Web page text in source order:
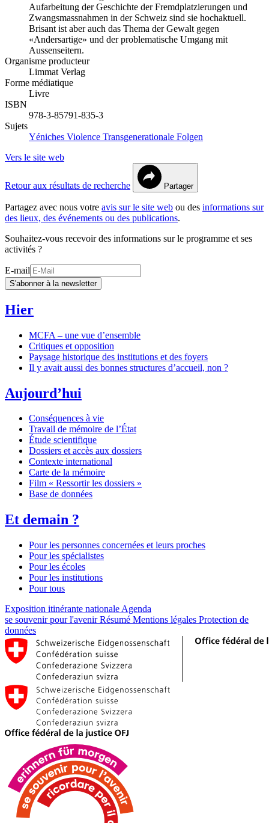
Aufarbeitung der Ge­schichte der Fremdplatzierungen und
Zwangsmassnah­men in der Schweiz sind sie hochaktuell.
Brisant ist aber auch das Thema der Gewalt gegen
«Andersartige» und der problematische Umgang mit
Aussenseitern.
Organisme producteur
Limmat Verlag
Forme médiatique
Livre
ISBN
978-3-85791-835-3
Sujets
Yéniches Violence Transgenerationale Folgen
Vers le site web
Retour aux résultats de recherche Partager
Partagez avec nous votre avis sur le site web ou des informations sur
des lieux, des événements ou des publications.
Souhaitez-vous recevoir des informations sur le programme et ses
activités ?
E-mail
S'abonner à la newsletter
Hier
MCFA – une vue d’ensemble
Critiques et opposition
Paysage historique des institutions et des foyers
Il y avait aussi des bonnes structures d’accueil, non ?
Aujourd’hui
Conséquences à vie
Travail de mémoire de l’État
Étude scientifique
Dossiers et accès aux dossiers
Contexte international
Carte de la mémoire
Film « Ressortir les dossiers »
Base de données
Et demain ?
Pour les personnes concernées et leurs proches
Pour les spécialistes
Pour les écoles
Pour les institutions
Pour tous
Exposition itinérante nationale Agenda
se souvenir pour l'avenirRésumé Mentions légales Protection de
données